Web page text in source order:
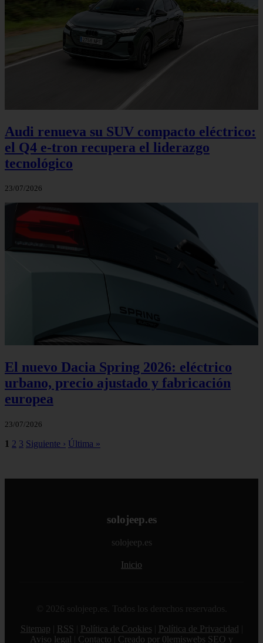
Audi renueva su SUV compacto eléctrico:
el Q4 e‑tron recupera el liderazgo
tecnológico
23/07/2026
El nuevo Dacia Spring 2026: eléctrico
urbano, precio ajustado y fabricación
europea
23/07/2026
1 2 3 Siguiente › Última »
solojeep.es
solojeep.es
Inicio
© 2026 solojeep.es. Todos los derechos reservados.
Sitemap
RSS Política de Cookies Política de Privacidad
Aviso legal
Contacto Creado por 0lemiswebs SEO y